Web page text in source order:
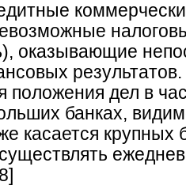
оказывающие
положения дел в
банках,
касается крупных